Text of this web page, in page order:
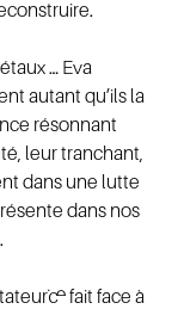
… Eva
autant qu’ils la
résonnant
leur tranchant,
dans une lutte
dans nos
fait face à